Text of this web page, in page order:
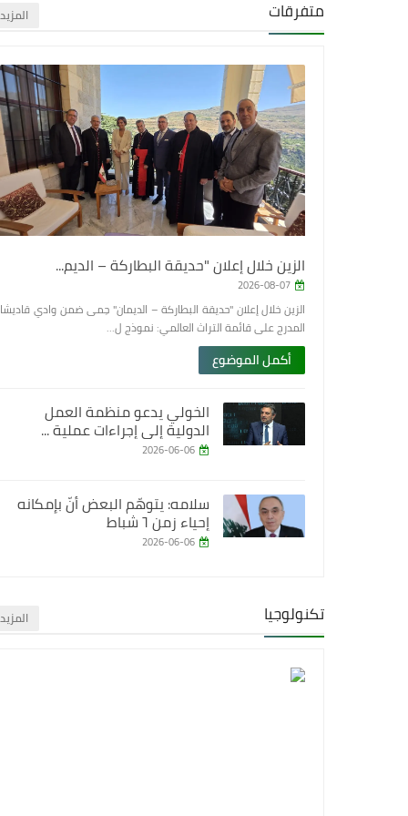
متفرقات
الزين خلال إعلان "حديقة البطاركة – الديم...
2026-08-07
الزين خلال إعلان "حديقة البطاركة – الديمان" حِمى ضمن وادي قاديشا
المدرج على قائمة التراث العالمي: نموذج ل...
أكمل الموضوع
الخولي يدعو منظمة العمل
الدولية إلى إجراءات عملية ...
2026-06-06
سلامه: يتوهّم البعض أنّ بإمكانه
إحياء زمن ٦ شباط
2026-06-06
تكنولوجيا